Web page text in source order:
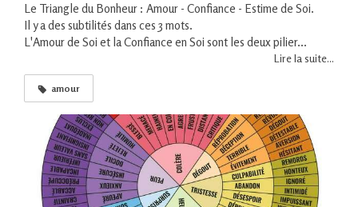
Le Triangle du Bonheur : Amour - Confiance - Estime de Soi.
Il y a des subtilités dans ces 3 mots.
L'Amour de Soi et la Confiance en Soi sont les deux pilier...
Lire la suite...
amour